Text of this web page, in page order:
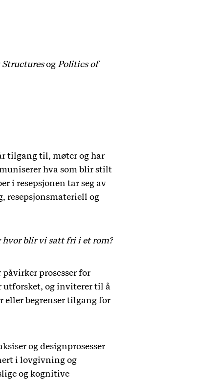
ogPolitics of
tilgang til, møter og har
hva som blir stilt
i resepsjonen tar seg av
resepsjonsmateriell og
blir vi satt fri i et rom?
prosesser for
utforsket, og inviterer til å
eller begrenser tilgang for
og designprosesser
i lovgivning og
og kognitive